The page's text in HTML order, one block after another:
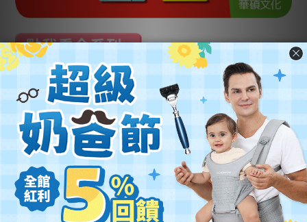
規格說明
品牌：華碩文化
商品：廚房遊戲有聲書
繪者：Luli Bunny
撰文：Akio Kashiwara
譯者：李潔茹
材質：紙質
內文：彩色/精裝/附注音符號標示
規格：294*250*20 mm
ISBN：978-986-92700-2-1